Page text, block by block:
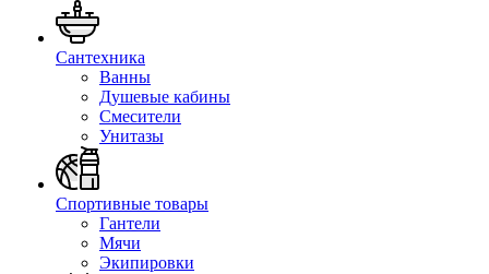
Сантехника
Ванны
Душевые кабины
Смесители
Унитазы
Спортивные товары
Гантели
Мячи
Экипировки